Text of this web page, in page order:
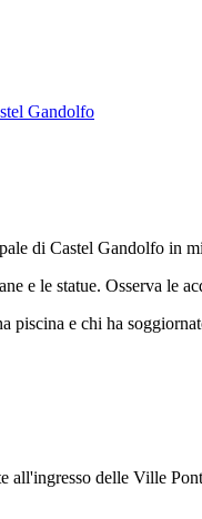
Gandolfo
di Castel Gandolfo in
e le statue. Osserva le
piscina e chi ha
all'ingresso delle Ville